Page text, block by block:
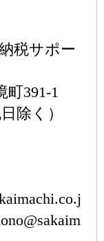
税サポー
391-1
除く）